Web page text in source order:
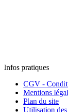
Infos pratiques
CGV -
Mentions
Plan du site
Utilisation